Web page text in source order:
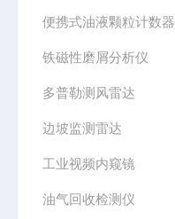
便携式油液颗粒计数器
铁磁性磨屑分析仪
多普勒测风雷达
边坡监测雷达
工业视频内窥镜
油气回收检测仪